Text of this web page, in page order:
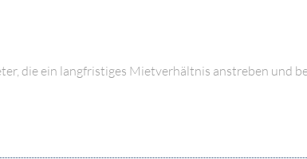
die ein langfristiges Mietverhältnis anstreben und